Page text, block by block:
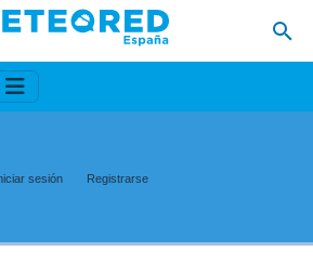
sesión Registrarse